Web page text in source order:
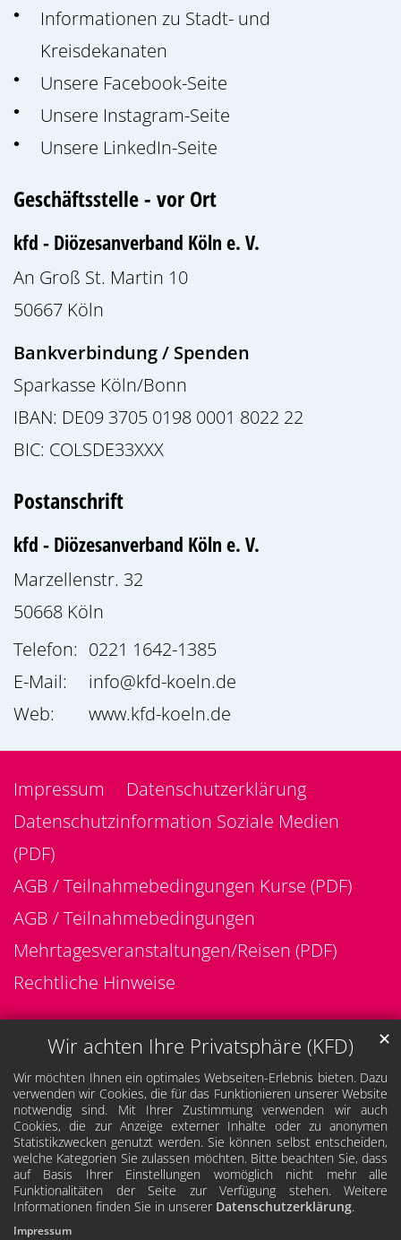
Wir achten Ihre Privatsphäre (KFD)
Wir möchten Ihnen ein optimales Webseiten-Erlebnis bieten. Dazu
verwenden wir Cookies, die für das Funktionieren unserer Website
notwendig sind. Mit Ihrer Zustimmung verwenden wir auch
Cookies, die zur Anzeige externer Inhalte oder zu anonymen
Statistikzwecken genutzt werden. Sie können selbst entscheiden,
welche Kategorien Sie zulassen möchten. Bitte beachten Sie, dass
auf Basis Ihrer Einstellungen womöglich nicht mehr alle
Funktionalitäten der Seite zur Verfügung stehen. Weitere
Informationen finden Sie in unserer Datenschutzerklärung.
✕
Impressum
Informationen zu Stadt- und
Kreisdekanaten
Unsere Facebook-Seite
Unsere Instagram-Seite
Unsere LinkedIn-Seite
Geschäftsstelle - vor Ort
kfd - Diözesanverband Köln e. V.
An Groß St. Martin 10
50667 Köln
Bankverbindung / Spenden
Sparkasse Köln/Bonn
IBAN: DE09 3705 0198 0001 8022 22
BIC: COLSDE33XXX
Postanschrift
kfd - Diözesanverband Köln e. V.
Marzellenstr. 32
50668 Köln
Telefon: 0221 1642-1385
E-Mail:
info@kfd-koeln.de
Web:
www.kfd-koeln.de
Impressum
Datenschutzerklärung
Datenschutzinformation Soziale Medien
(PDF)
AGB / Teilnahmebedingungen Kurse (PDF)
AGB / Teilnahmebedingungen
Mehrtagesveranstaltungen/Reisen (PDF)
Rechtliche Hinweise